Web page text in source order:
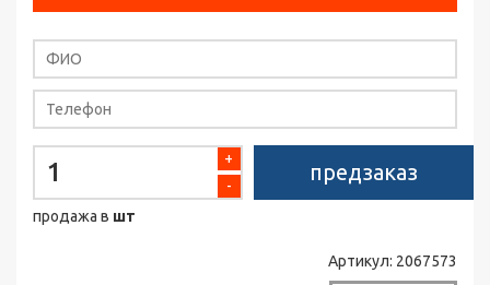
-
+
продажа в шт
предзаказ
Артикул: 2067573